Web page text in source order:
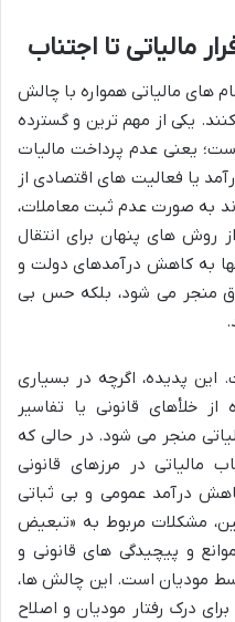
مالیاتی تا اجتناب
های مالیاتی همواره با چالش
یکی از مهم ترین و گسترده
است؛ یعنی عدم پرداخت مالیات
یا فعالیت های اقتصادی از
به صورت عدم ثبت معاملات،
از روش های پنهان برای انتقال
به کاهش درآمدهای دولت و
منجر می شود، بلکه حس بی
این پدیده، اگرچه در بسیاری
از خلأهای قانونی یا تفاسیر
منجر می شود. در حالی که
مالیاتی در مرزهای قانونی
درآمد عمومی و بی ثباتی
مشکلات مربوط به «تبعیض
و پیچیدگی های قانونی و
مودیان است. این چالش ها،
درک رفتار مودیان و اصلاح